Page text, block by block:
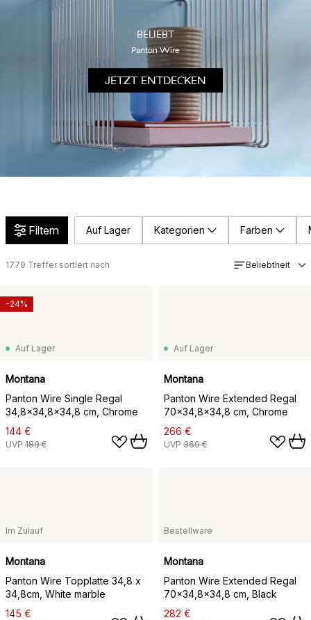
BELIEBT
Panton Wire
JETZT ENTDECKEN
Filtern Auf Lager Kategorien Farben
1779 Treffer sortiert nach Beliebtheit
Auf Lager
Montana
Panton Wire Single Regal
34,8x34,8x34,8 cm, Chrome
144 €
UVP 189 €
-24%
Auf Lager
Montana
Panton Wire Extended Regal
70x34,8x34,8 cm, Chrome
266 €
UVP 369 €
Im Zulauf
Montana
Panton Wire Topplatte 34,8 x
34,8cm, White marble
145 €
Bestellware
Montana
Panton Wire Extended Regal
70x34,8x34,8 cm, Black
282 €